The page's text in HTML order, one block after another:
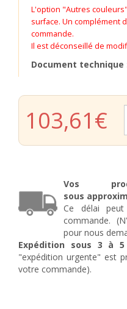
L'option "Autres
surface. Un complément
commande.
Il est déconseillé de
Document technique
103,61€
Vos
sous
Ce délai
commande.
pour nous
Expédition sous 3 à
"expédition urgente" est
votre commande).